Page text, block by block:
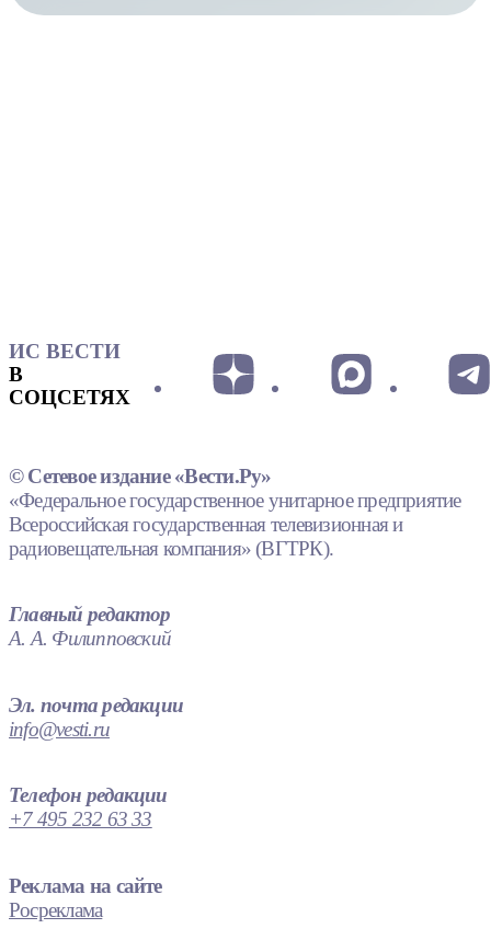
ИС ВЕСТИ
В
СОЦСЕТЯХ
© Сетевое издание «Вести.Ру»
«Федеральное государственное унитарное предприятие
Всероссийская государственная телевизионная и
радиовещательная компания» (ВГТРК).
Главный редактор
А. А. Филипповский
Эл. почта редакции
info@vesti.ru
Телефон редакции
+7 495 232 63 33
Реклама на сайте
Росреклама